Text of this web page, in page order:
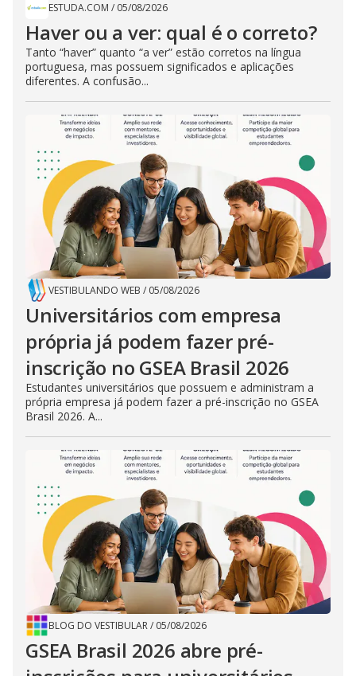
ESTUDA.COM / 05/08/2026
Haver ou a ver: qual é o correto?
Tanto “haver” quanto “a ver” estão corretos na língua
portuguesa, mas possuem significados e aplicações
diferentes. A confusão...
VESTIBULANDO WEB / 05/08/2026
Universitários com empresa
própria já podem fazer pré-
inscrição no GSEA Brasil 2026
Estudantes universitários que possuem e administram a
própria empresa já podem fazer a pré-inscrição no GSEA
Brasil 2026. A...
BLOG DO VESTIBULAR/ 05/08/2026
GSEA Brasil 2026 abre pré-